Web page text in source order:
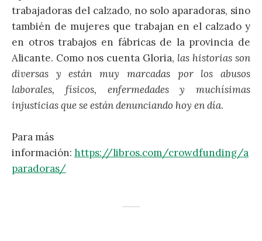
trabajadoras del calzado, no solo aparadoras, sino
también de mujeres que trabajan en el calzado y
en otros trabajos en fábricas de la provincia de
Alicante. Como nos cuenta Gloria, las historias son
diversas y están muy marcadas por los abusos
laborales, físicos, enfermedades y muchísimas
injusticias que se están denunciando hoy en día.
Para más
información: https://libros.com/crowdfunding/a
paradoras/